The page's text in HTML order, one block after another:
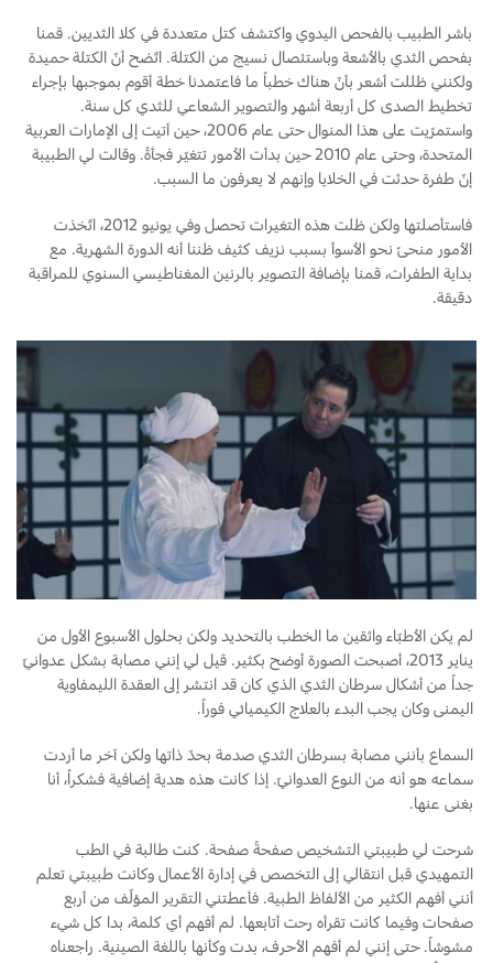
باشر الطبيب بالفحص اليدوي واكتشف كتل متعددة في كلا الثديين. قمنا
بفحص الثدي بالأشعة وباستئصال نسيج من الكتلة. اتّضح أنّ الكتلة حميدة
ولكنني ظللت أشعر بأنّ هناك خطباً ما فاعتمدنا خطة أقوم بموجبها بإجراء
تخطيط الصدى كل أربعة أشهر والتصوير الشعاعي للثدي كل سنة.
واستمرّيت على هذا المنوال حتى عام 2006، حين أتيت إلى الإمارات العربية
المتحدة، وحتى عام 2010 حين بدأت الأمور تتغيّر فجأةً. وقالت لي الطبيبة
إنّ طفرة حدثت في الخلايا وإنهم لا يعرفون ما السبب.
فاستأصلتها ولكن ظلت هذه التغيرات تحصل وفي يونيو 2012، اتّخذت
الأمور منحىً نحو الأسوأ بسبب نزيف كثيف ظننا أنه الدورة الشهرية. مع
بداية الطفرات، قمنا بإضافة التصوير بالرنين المغناطيسي السنوي للمراقبة
دقيقة.
لم يكن الأطبّاء واثقين ما الخطب بالتحديد ولكن بحلول الأسبوع الأول من
يناير 2013، أصبحت الصورة أوضح بكثير. قيل لي إنني مصابة بشكل عدوانيّ
جداً من أشكال سرطان الثدي الذي كان قد انتشر إلى العقدة الليمفاوية
اليمنى وكان يجب البدء بالعلاج الكيميائي فوراً.
السماع بأنني مصابة بسرطان الثدي صدمة بحدّ ذاتها ولكن آخر ما أردت
سماعه هو أنه من النوع العدوانيّ. إذا كانت هذه هدية إضافية فشكراً، أنا
بغنى عنها.
شرحت لي طبيبتي التشخيص صفحةً صفحة. كنت طالبة في الطب
التمهيدي قبل انتقالي إلى التخصص في إدارة الأعمال وكانت طبيبتي تعلم
أنني أفهم الكثير من الألفاظ الطبية. فأعطتني التقرير المؤلّف من أربع
صفحات وفيما كانت تقرأه رحت أتابعها. لم أفهم أي كلمة، بدا كل شيء
مشوشاً. حتى إنني لم أفهم الأحرف، بدت وكأنها باللغة الصينية. راجعناه